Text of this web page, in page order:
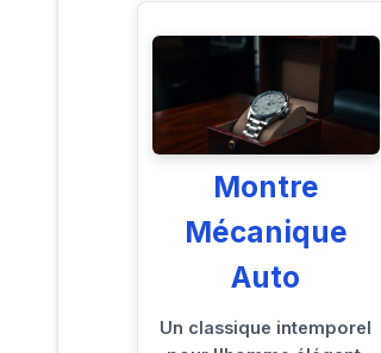
Montre
Mécanique
Auto
Un classique intemporel